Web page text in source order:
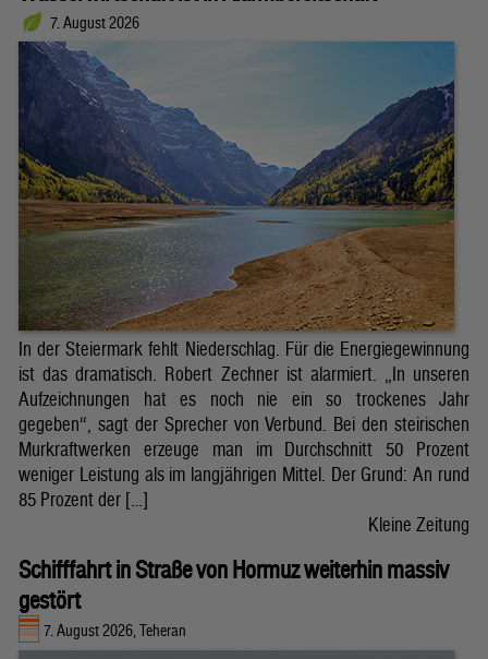
7. August 2026
In der Steiermark fehlt Niederschlag. Für die Energiegewinnung
ist das dramatisch. Robert Zechner ist alarmiert. „In unseren
Aufzeichnungen hat es noch nie ein so trockenes Jahr
gegeben“, sagt der Sprecher von Verbund. Bei den steirischen
Murkraftwerken erzeuge man im Durchschnitt 50 Prozent
weniger Leistung als im langjährigen Mittel. Der Grund: An rund
85 Prozent der […]
Kleine Zeitung
Schifffahrt in Straße von Hormuz weiterhin massiv
gestört
7. August 2026, Teheran